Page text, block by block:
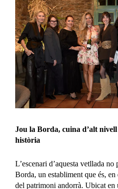
Jou la Borda, cuina d’alt
història
L’escenari d’aquesta vetllada
Borda, un establiment que és,
del patrimoni andorrà. Ubicat en